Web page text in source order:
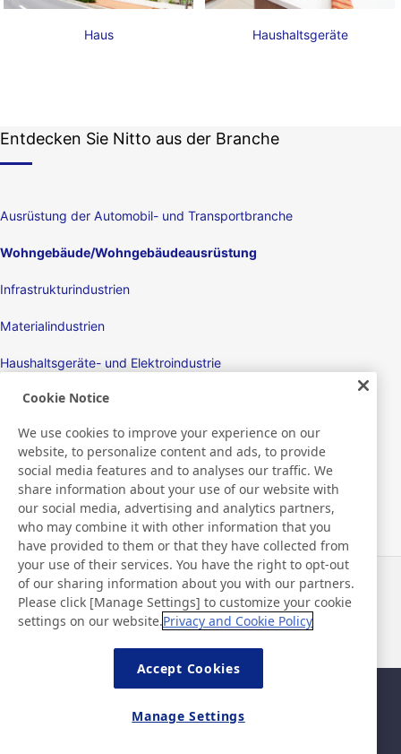
Haus Haushaltsgeräte
Entdecken Sie Nitto aus der Branche
Ausrüstung der Automobil- und Transportbranche
Wohngebäude/Wohngebäudeausrüstung
Infrastrukturindustrien
Materialindustrien
Haushaltsgeräte- und Elektroindustrie
Displays
Elektronikgeräte
Medizinisch
Verpackungsprodukte/Verpackungsmaschinen
Verbrauchsgüter/Körperpflegeprodukte
Neuigkeiten
Kontakt
FAQ
Datenschutzerklärung
Grundlegende Richtlinie zur
Cookie Notice
We use cookies to improve your experience on our
website, to personalize content and ads, to provide
social media features and to analyses our traffic. We
share information about your use of our website with
our social media, advertising and analytics partners,
who may combine it with other information that you
have provided to them or that they have collected from
your use of their services. You have the right to opt-out
of our sharing information about you with our partners.
Please click [Manage Settings] to customize your cookie
settings on our website.Privacy and Cookie Policy
Accept Cookies
Manage Settings